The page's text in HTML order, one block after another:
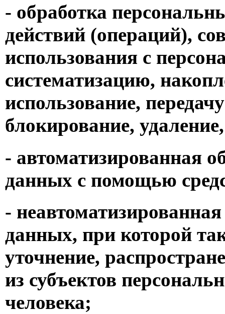
- обработка
действий (операций),
использования с
систематизацию,
использование,
блокирование,
- автоматизированная
данных с помощью
-
данных, при которой
уточнение,
из субъектов
человека;